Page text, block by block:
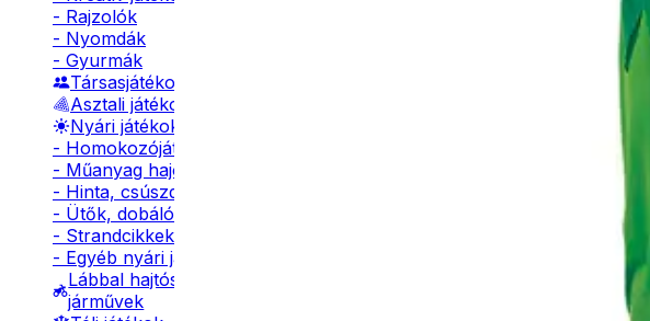
- Rajzolók
- Nyomdák
- Gyurmák
Társasjátékok
Asztali játékok
Nyári játékok
- Homokozójátékok
- Műanyag hajók
- Hinta, csúszda
- Ütők, dobálók
- Strandcikkek
- Egyéb nyári játékok
Lábbal hajtós
járművek